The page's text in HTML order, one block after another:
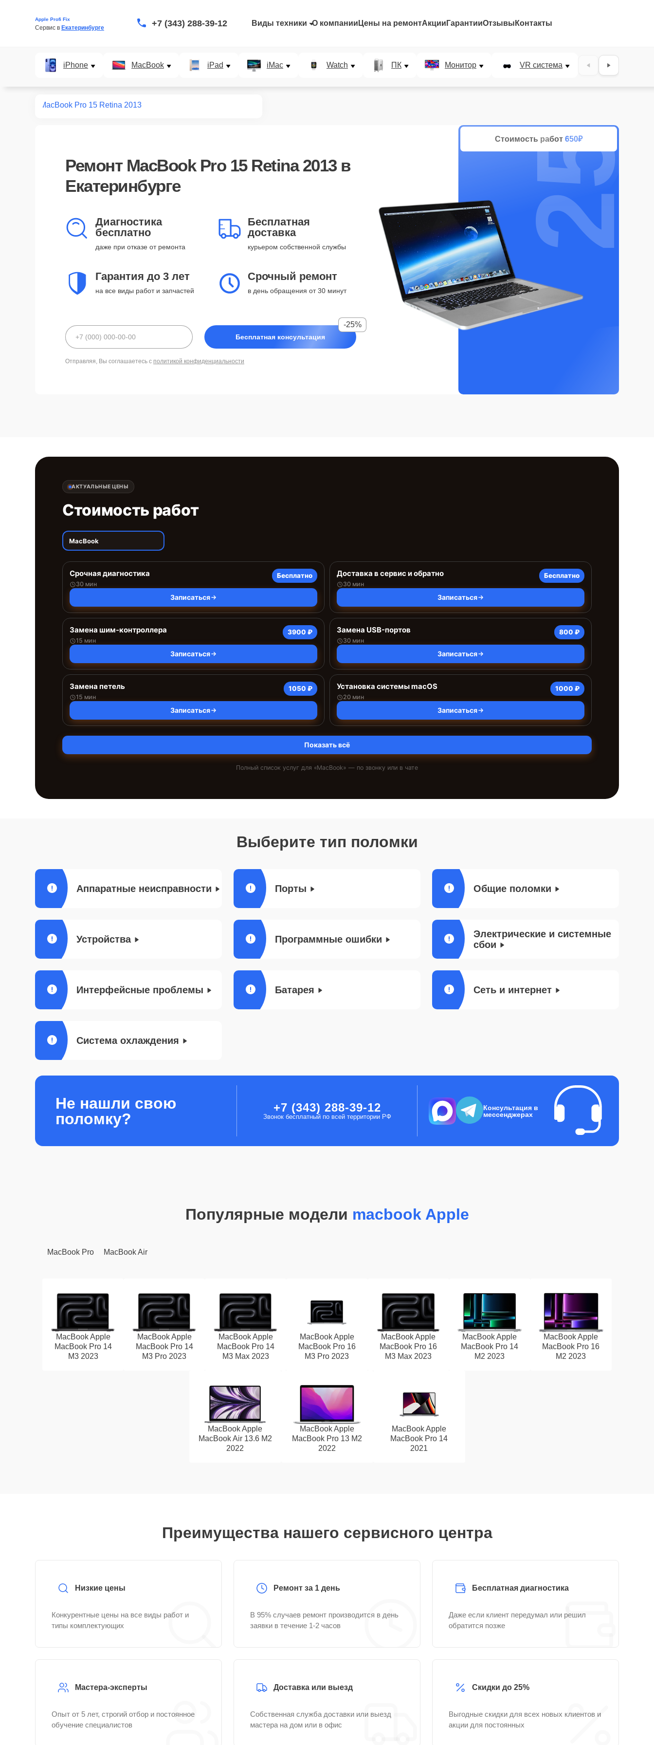
Apple Profi Fix
Сервис в Екатеринбурге +7 (343) 288-39-12 Виды техники О компании Цены на ремонтАкции ГарантииОтзывы Контакты
iPhone MacBook iPad iMac Watch ПК Монитор VR система Наушники
MacBook Pro 15 Retina 2013
Ремонт MacBook Pro 15 Retina 2013в
Екатеринбурге
Диагностика
бесплатно
даже при отказе от ремонта
Бесплатная
доставка
курьером собственной службы
Гарантия до 3 лет
на все виды работ и запчастей
Срочный ремонт
в день обращения от 30 минут
Бесплатная консультация
-25%
Отправляя, Вы соглашаетесь с политикой конфиденциальности
Стоимость работ 650₽
25%
АКТУАЛЬНЫЕ ЦЕНЫ
Стоимость работ
MacBook
Срочная диагностика
30 мин
Бесплатно
Записаться
Доставка в сервис и обратно
30 мин
Бесплатно
Записаться
Замена шим-контроллера
15 мин
3900 ₽
Записаться
Замена USB-портов
30 мин
800 ₽
Записаться
Замена петель
15 мин
1050 ₽
Записаться
Установка системы macOS
20 мин
1000 ₽
Записаться
Показать всё
Полный список услуг для «MacBook» — по звонку или в чате
Выберите тип поломки
Аппаратные неисправности Порты Общие поломки
Устройства Программные ошибки
Электрические и системные
сбои
Интерфейсные проблемы Батарея Сеть и интернет
Система охлаждения
Не нашли свою
поломку?
+7 (343) 288-39-12
Звонок бесплатный по всей территории РФ
Консультация в
мессенджерах
Популярные модели macbook Apple
MacBook Pro MacBook Air
MacBook Apple
MacBook Pro 14
M3 2023
MacBook Apple
MacBook Pro 14
M3 Pro 2023
MacBook Apple
MacBook Pro 14
M3 Max 2023
MacBook Apple
MacBook Pro 16
M3 Pro 2023
MacBook Apple
MacBook Pro 16
M3 Max 2023
MacBook Apple
MacBook Pro 14
M2 2023
MacBook Apple
MacBook Pro 16
M2 2023
MacBook Apple
MacBook Air 13.6 M2
2022
MacBook Apple
MacBook Pro 13 M2
2022
MacBook Apple
MacBook Pro 14
2021
Преимущества нашего сервисного центра
Низкие цены
Конкурентные цены на все виды работ и
типы комплектующих
Ремонт за 1 день
В 95% случаев ремонт производится в день
заявки в течение 1-2 часов
Бесплатная диагностика
Даже если клиент передумал или решил
обратится позже
Мастера-эксперты
Опыт от 5 лет, строгий отбор и постоянное
обучение специалистов
Доставка или выезд
Собственная служба доставки или выезд
мастера на дом или в офис
Скидки до 25%
Выгодные скидки для всех новых клиентов и
акции для постоянных